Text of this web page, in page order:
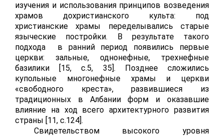
изучения и использования принципов возведения
храмов дохристианского культа: под
христианские храмы переделывались старые
языческие постройки. В результате такого
подхода в ранний период появились первые
церкви: зальные, однонефные, трехнефные
базилики [15, с.5, 35]. Позднее сложились
купольные многонефные храмы и церкви
«свободного креста», развившиеся из
традиционных в Албании форм и оказавшие
влияние на ход всего архитектурного развития
страны [11, с.124].
Свидетельством высокого уровня